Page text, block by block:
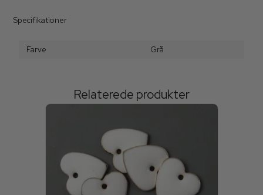
Specifikationer
Farve Grå
Relaterede produkter